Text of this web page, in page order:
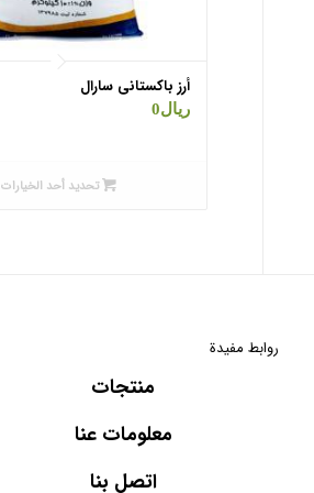
أرز باکستانی سارال
ریال0
تحديد أحد الخيارات
روابط مفيدة
منتجات
معلومات عنا
اتصل بنا